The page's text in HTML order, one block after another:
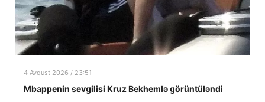
4 Avqust 2026 / 23:51
Mbappenin sevgilisi Kruz Bekhemlə görüntüləndi